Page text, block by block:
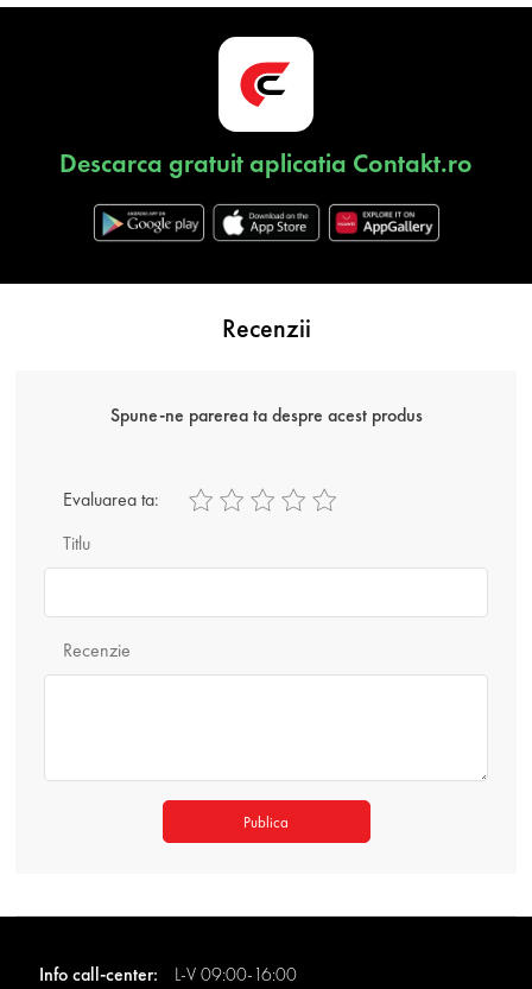
Descarca gratuit aplicatia Contakt.ro
Recenzii
Spune-ne parerea ta despre acest produs
Titlu
Evaluarea ta:
Recenzie
Publica
Info call-center:
L-V 09:00-16:00